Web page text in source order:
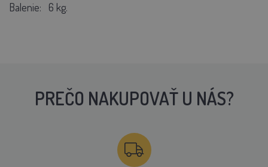
Balenie: 6 kg.
PREČO NAKUPOVAŤ U NÁS?